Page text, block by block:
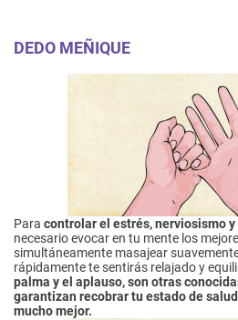
DEDO MEÑIQUE
Para controlar el estrés, nerviosismo
necesario evocar en tu mente los
simultáneamente masajear
rápidamente te sentirás relajado y
palma y el aplauso,son otras
garantizan recobrar tu estado de
mucho mejor.